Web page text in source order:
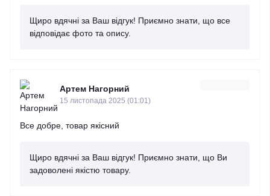
Щиро вдячні за Ваш відгук! Приємно знати, що все
відповідає фото та опису.
Артем Нагорний
15 листопада 2025 (01:01)
Все добре, товар якісний
Щиро вдячні за Ваш відгук! Приємно знати, що Ви
задоволені якістю товару.